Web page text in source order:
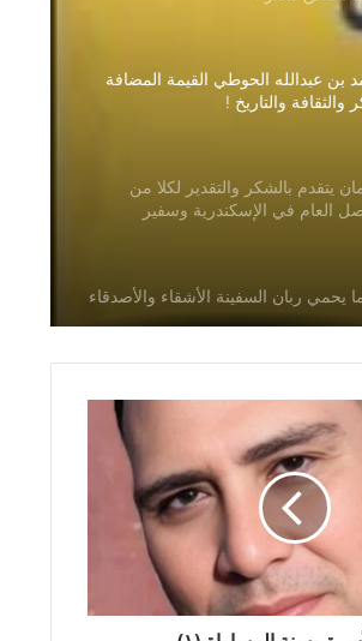
بن عبدالله الحوطي القيمة المضافة
والثقافة والتاريخ !
يتقدم بالشكر والتقدير لكلا من
العام في الإسكندرية وسفير
يحمي ربان السفينة الأشقاء والأصدقاء
السعودي عندما يحمل ذاكرة وطن !
القدم في السعودية مشروع عالمي
الخميس علي قناة العروبة”
تقود تحالف بحري دفاعي متعدد